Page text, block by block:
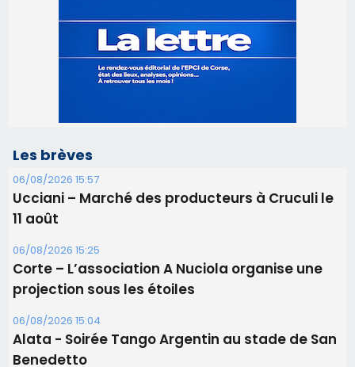
06/08/2026 15:57
Ucciani – Marché des producteurs à Cruculi le
Corte – L’association A Nuciola organise une
projection sous les étoiles
06/08/2026 15:04
Alata - Soirée Tango Argentin au stade de San
Benedetto
05/08/2026 09:53
Biguglia : messe de la Sainte-Marie et
procession le 14 août
31/07/2026 08:24
Tennis - Début ce week-end du tournoi du
RCPV